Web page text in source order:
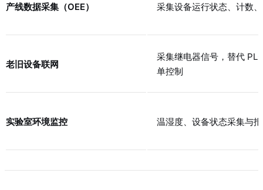
产线数据采集（OEE） 采集设备运行状态、计数
老旧设备联网
采集继电器信号，替代
单控制
实验室环境监控 温湿度、设备状态采集与